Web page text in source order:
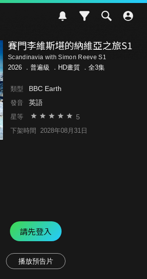
賽門李維斯堪的納維亞之旅S1
Scandinavia with Simon Reeve S1
2026 ． 普遍級 ．HD畫質 ．全3集
類型 BBC Earth
發音 英語
星等 5
下架時間 2028年08月31日
請先登入
播放預告片